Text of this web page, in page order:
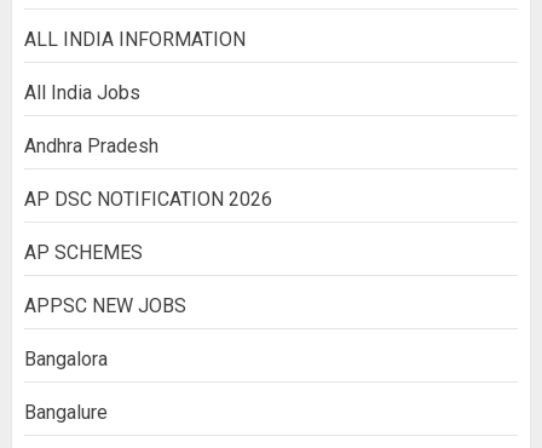
ALL INDIA INFORMATION
All India Jobs
Andhra Pradesh
AP DSC NOTIFICATION 2026
AP SCHEMES
APPSC NEW JOBS
Bangalora
Bangalure